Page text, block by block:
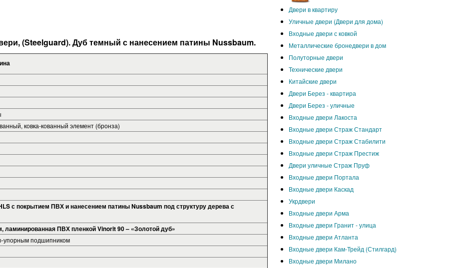
(Steelguard).Дуб темный с нанесением патины Nussbaum.
ковка-кованный элемент (бронза)
с покрытием ПВХ и нанесением патиныNussbaum под структуру дерева с
ламинированная ПВХ пленкой Vinorit 90 – «Золотой дуб»
упорным подшипником
Двери в квартиру
Уличные двери (Двери для дома)
Входные двери с ковкой
Металлические бронедвери в дом
Полуторные двери
Технические двери
Китайские двери
Двери Берез - квартира
Двери Берез - уличные
Входные двери Лакоста
Входные двери Страж Стандарт
Входные двери Страж Стабилити
Входные двери Страж Престиж
Двери уличные Страж Пруф
Входные двери Портала
Входные двери Каскад
Укрдвери
Входные двери Арма
Входные двери Гранит - улица
Входные двери Атланта
Входные двери Кам-Трейд (Стилгард)
Входные двери Милано